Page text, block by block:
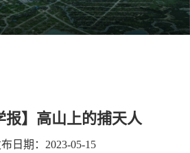
报】高山上的捕天人
日期：2023-05-15